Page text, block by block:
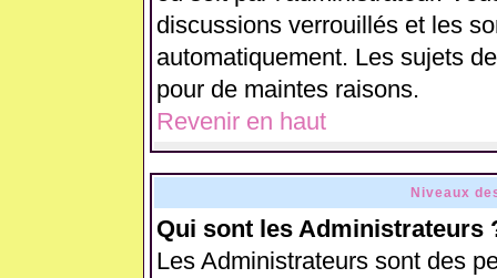
discussions verrouillés et les
automatiquement. Les sujets
pour de maintes raisons.
Revenir en haut
Niveaux
Qui sont les Administrateurs
Les Administrateurs sont des